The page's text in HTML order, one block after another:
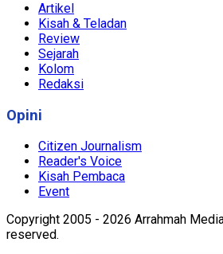
Artikel
Kisah & Teladan
Review
Sejarah
Kolom
Redaksi
Opini
Citizen Journalism
Reader's Voice
Kisah Pembaca
Event
Copyright 2005 - 2026 Arrahmah
reserved.